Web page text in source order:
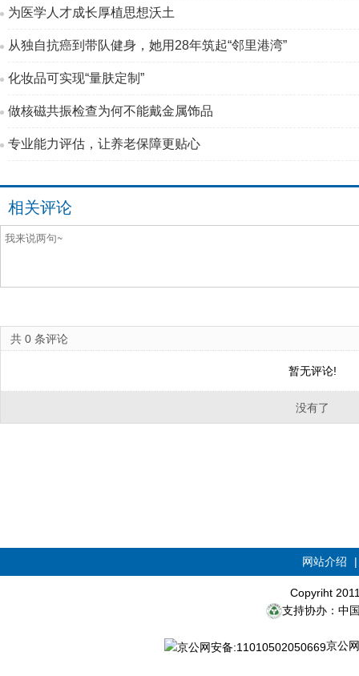
为医学人才成长厚植思想沃土
从独自抗癌到带队健身，她用28年筑起“邻里港湾”
化妆品可实现“量肤定制”
做核磁共振检查为何不能戴金属饰品
专业能力评估，让养老保障更贴心
相关评论
共 0 条评论
暂无评论!
没有了
网站介绍
Copyriht
支持协办：中
京公